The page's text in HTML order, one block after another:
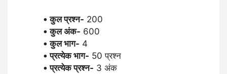
कुल प्रश्न- 200
कुल अंक- 600
कुल भाग- 4
प्रत्येक भाग- 50 प्रश्न
प्रत्येक प्रश्न- 3 अंक